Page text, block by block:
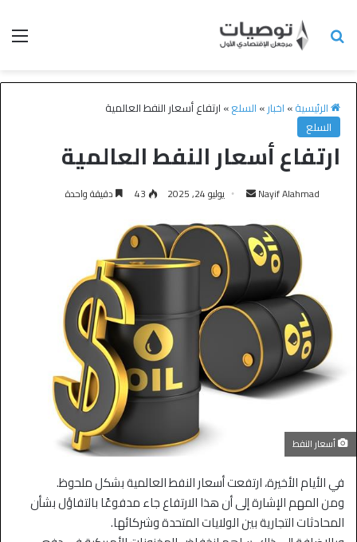
الرئيسية» اخبار» السلع» ارتفاع أسعار النفط العالمية
السلع
ارتفاع أسعار النفط العالمية
Nayif Alahmad يوليو 24, 2025 43 دقيقة واحدة
أسعار النفط
في الأيام الأخيرة، ارتفعت أسعار النفط العالمية بشكل ملحوظ.
ومن المهم الإشارة إلى أن هذا الارتفاع جاء مدفوعًا بالتفاؤل بشأن
المحادثات التجارية بين الولايات المتحدة وشركائها.